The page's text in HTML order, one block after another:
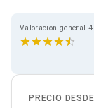
Accesorios
Jacks de Red
Tapas y Cajas
Pinzas
Valoración general
PRECIO DESDE